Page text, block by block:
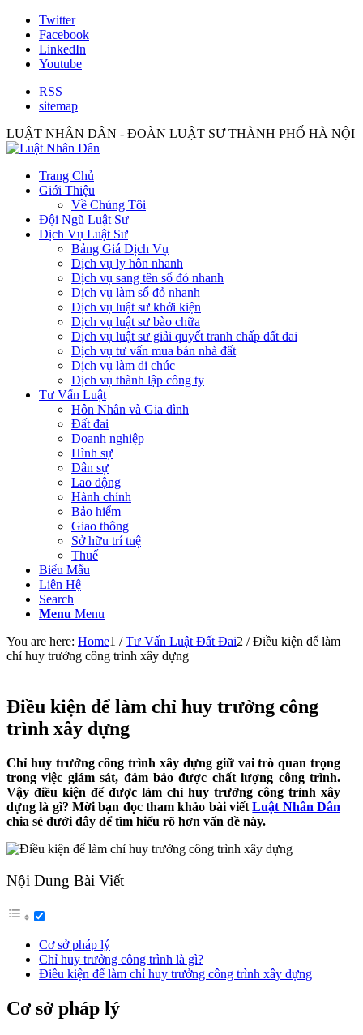
Twitter
Facebook
LinkedIn
Youtube
RSS
sitemap
LUẬT NHÂN DÂN - ĐOÀN LUẬT SƯ THÀNH PHỐ HÀ NỘI
Trang Chủ
Giới Thiệu
Về Chúng Tôi
Đội Ngũ Luật Sư
Dịch Vụ Luật Sư
Bảng Giá Dịch Vụ
Dịch vụ ly hôn nhanh
Dịch vụ sang tên sổ đỏ nhanh
Dịch vụ làm sổ đỏ nhanh
Dịch vụ luật sư khởi kiện
Dịch vụ luật sư bào chữa
Dịch vụ luật sư giải quyết tranh chấp đất đai
Dịch vụ tư vấn mua bán nhà đất
Dịch vụ làm di chúc
Dịch vụ thành lập công ty
Tư Vấn Luật
Hôn Nhân và Gia đình
Đất đai
Doanh nghiệp
Hình sự
Dân sự
Lao động
Hành chính
Bảo hiểm
Giao thông
Sở hữu trí tuệ
Thuế
Biểu Mẫu
Liên Hệ
Search
Menu Menu
You are here: Home1 / Tư Vấn Luật Đất Đai2 / Điều kiện để làm
chỉ huy trưởng công trình xây dựng
Điều kiện để làm chỉ huy trưởng công
trình xây dựng
Chỉ huy trưởng công trình xây dựng giữ vai trò quan trọng
trong việc giám sát, đảm bảo được chất lượng công trình.
Vậy điều kiện để được làm chỉ huy trưởng công trình xây
dựng là gì? Mời bạn đọc tham khảo bài viếtLuật Nhân Dân
chia sẻ dưới đây để tìm hiểu rõ hơn vấn đề này.
Nội Dung Bài Viết
Cơ sở pháp lý
Chỉ huy trưởng công trình là gì?
Điều kiện để làm chỉ huy trưởng công trình xây dựng
Cơ sở pháp lý